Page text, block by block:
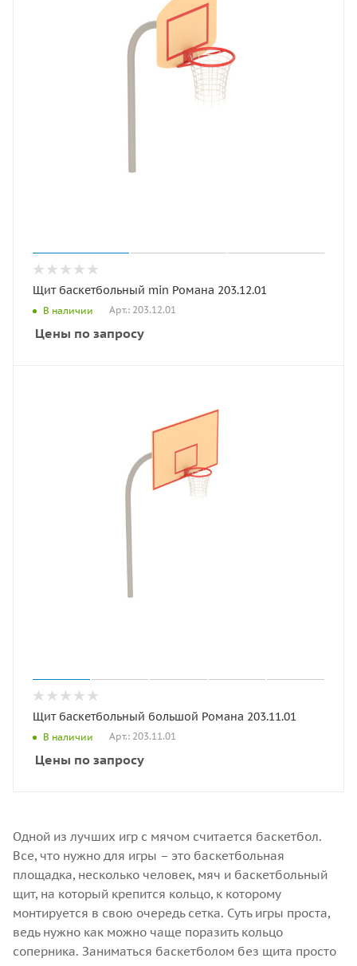
Щит баскетбольный min Романа 203.12.01
В наличии Арт.: 203.12.01
Цены по запросу
Щит баскетбольный большой Романа 203.11.01
В наличии Арт.: 203.11.01
Цены по запросу
Одной из лучших игр с мячом считается баскетбол.
Все, что нужно для игры – это баскетбольная
площадка, несколько человек, мяч и баскетбольный
щит, на который крепится кольцо, к которому
монтируется в свою очередь сетка. Суть игры проста,
ведь нужно как можно чаще поразить кольцо
соперника. Заниматься баскетболом без щита просто